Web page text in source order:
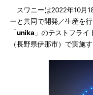
スワニーは2022年10月
ーと共同で開発／生産を
「unika 」のテストフラ
（長野県伊那市）で実施